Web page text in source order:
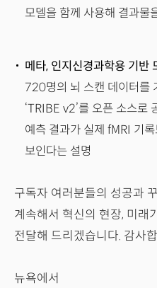
모델을 함께 사용해 결과물
메타, 인지신경과학용 기반
720명의 뇌 스캔 데이터를
‘TRIBE v2’를 오픈 소스로
예측 결과가 실제 fMRI 기
보인다는 설명
구독자 여러분들의 성공과
계속해서 혁신의 현장, 미래
전달해 드리겠습니다. 감사
뉴욕에서